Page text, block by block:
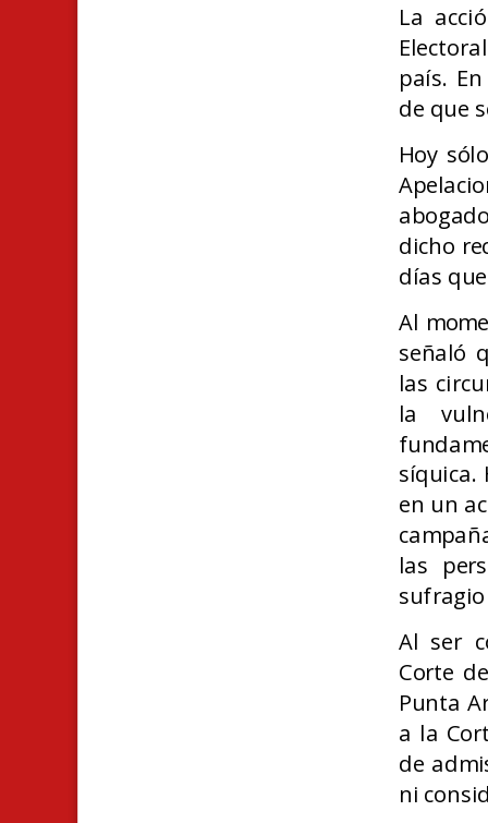
La
país.
de que
Hoy
dicho
días
Al
señaló
las
la
síquica.
en un
las
Al ser
Corte
Punta
a la
de
ni